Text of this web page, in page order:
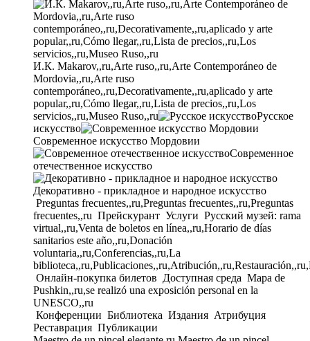
И.К. Makarov,,ru,Arte ruso,,ru,Arte Contemporáneo de
Mordovia,,ru,Arte ruso
contemporáneo,,ru,Decorativamente,,ru,aplicado y arte
popular,,ru,Cómo llegar,,ru,Lista de precios,,ru,Los
servicios,,ru,Museo Ruso,,ru
Русское
искусство
Современное искусство Мордовии
Современное
отечественное искусство
Декоративно - прикладное и народное искусство
Preguntas frecuentes,,ru,Preguntas frecuentes,,ru,Preguntas
frecuentes,,ru Прейскурант Услуги Русский музей: rama
virtual,,ru,Venta de boletos en línea,,ru,Horario de días
sanitarios este año,,ru,Donación
voluntaria,,ru,Conferencias,,ru,La
Онлайн-покупка билетов Доступная среда Mapa de
Pushkin,,ru,se realizó una exposición personal en la
UNESCO,,ru
Конференции Библиотека Издания Атрибуция
Реставрация Публикации